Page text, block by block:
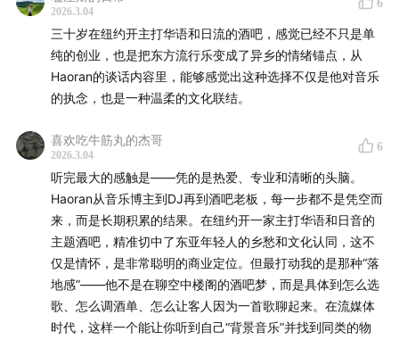
长岛城 Moma PS1
2026.3.04
6
三十岁在纽约开主打华语和日流的酒吧，感觉已经不只是单
纯的创业，也是把东方流行乐变成了异乡的情绪锚点，从
Haoran的谈话内容里，能够感觉出这种选择不仅是他对音乐
的执念，也是一种温柔的文化联结。
喜欢吃牛筋丸的杰哥
2026.3.04
6
听完最大的感触是——凭的是热爱、专业和清晰的头脑。
Haoran从音乐博主到DJ再到酒吧老板，每一步都不是凭空而
来，而是长期积累的结果。在纽约开一家主打华语和日音的
主题酒吧，精准切中了东亚年轻人的乡愁和文化认同，这不
仅是情怀，是非常聪明的商业定位。但最打动我的是那种“落
地感”——他不是在聊空中楼阁的酒吧梦，而是具体到怎么选
歌、怎么调酒单、怎么让客人因为一首歌聊起来。在流媒体
时代，这样一个能让你听到自己“背景音乐”并找到同类的物